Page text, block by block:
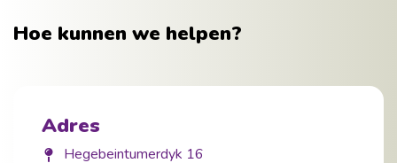
Hoe kunnen we helpen?
Adres
Hegebeintumerdyk 16